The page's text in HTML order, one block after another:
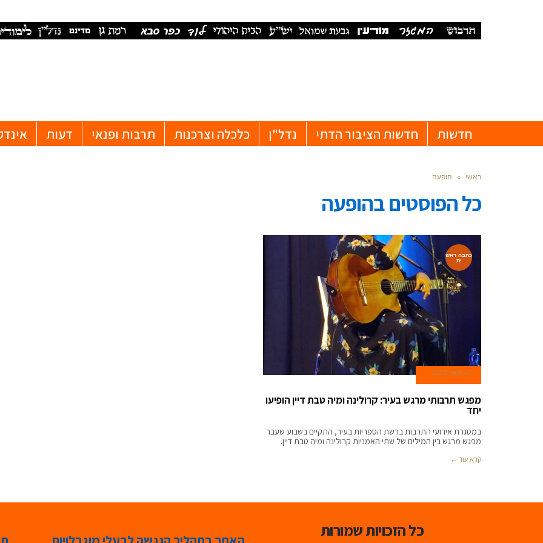
חדשות חדשות הציבור הדתי נדל"ן כלכלה וצרכנות תרבות ופנאי דעות
ראשי » הופעה
כל הפוסטים בהופעה
כתבה ראש
ית
2 בינואר 2023
מפגש תרבותי מרגש בעיר: קרולינה ומיה טבת דיין הופיעו
יחד
במסגרת אירועי התרבות ברשת הספריות בעיר, התקיים בשבוע שעבר
מפגש מרגש בין המילים של שתי האמניות קרולינה ומיה טבת דיין.
קרא עוד ←
כל הזכויות שמורות